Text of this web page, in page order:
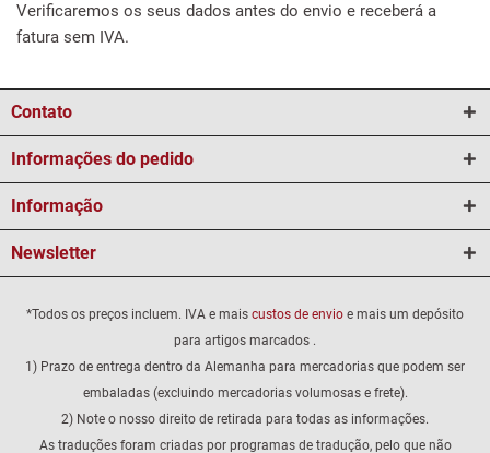
Verificaremos os seus dados antes do envio e receberá a
fatura sem IVA.
Contato
Informações do pedido
Informação
Newsletter
*Todos os preços incluem. IVA e mais custos de envio e mais um depósito
para artigos marcados .
1) Prazo de entrega dentro da Alemanha para mercadorias que podem ser
embaladas (excluindo mercadorias volumosas e frete).
2) Note o nosso direito de retirada para todas as informações.
As traduções foram criadas por programas de tradução, pelo que não